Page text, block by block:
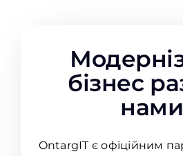
бізнес
OntargIT є офіційним